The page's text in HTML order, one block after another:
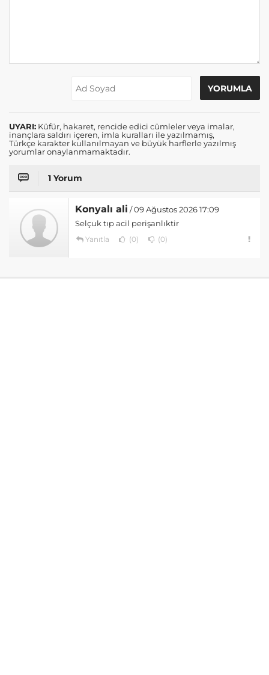
UYARI: Küfür, hakaret, rencide edici cümleler veya imalar,
inançlara saldırı içeren, imla kuralları ile yazılmamış,
Türkçe karakter kullanılmayan ve büyük harflerle yazılmış
yorumlar onaylanmamaktadır.
1 Yorum
Konyalı ali / 09 Ağustos 2026 17:09
Selçuk tıp acil perişanlıktir
Yanıtla (0) (0)